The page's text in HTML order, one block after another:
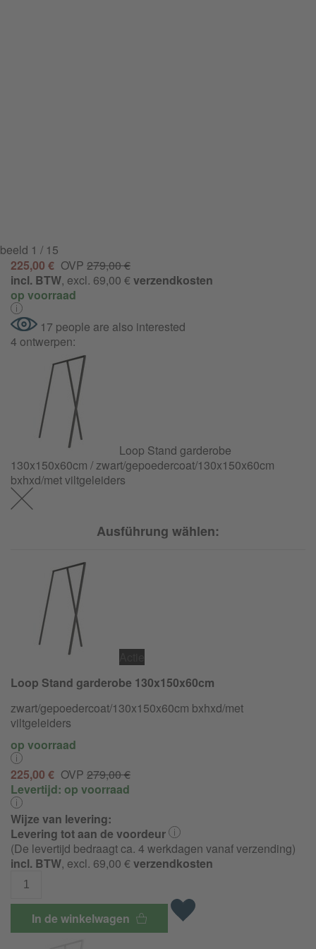
beeld 1 / 15
225,00 € OVP 279,00 €
incl. BTW, excl. 69,00 €verzendkosten
op voorraad
17 people are also interested
4 ontwerpen:
Loop Stand garderobe
130x150x60cm / zwart/gepoedercoat/130x150x60cm
bxhxd/met viltgeleiders
Ausführung wählen:
Loop Stand garderobe 130x150x60cm
zwart/gepoedercoat/130x150x60cm bxhxd/met
viltgeleiders
op voorraad
225,00 € OVP 279,00 €
Levertijd: op voorraad
Wijze van levering:
Levering tot aan de voordeur
(De levertijd bedraagt ca. 4 werkdagen vanaf verzending)
incl. BTW, excl. 69,00 €verzendkosten
In de winkelwagen